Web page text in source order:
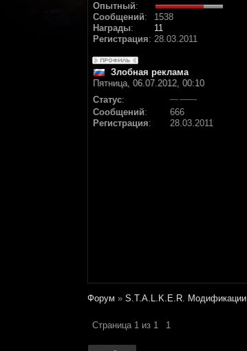
Опытный:
Сообщений:
1538
Награды:
11
Регистрация: 28.03.2011
Злобная реклама
Пятница, 06.07.2012, 00:10
Статус:
Сообщений:
666
Регистрация: 28.03.2011
Форум » S.T.A.L.K.E.R. Модификации
Страница 1 из 1 1